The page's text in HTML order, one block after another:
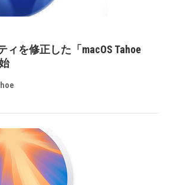
ィを修正した「macOS Tahoe